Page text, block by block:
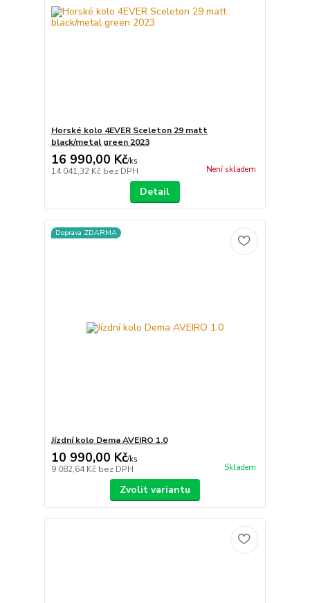
Horské kolo 4EVER Sceleton 29 matt
black/metal green 2023
16 990,00 Kč/ks
14 041,32 Kč bez DPH Není skladem
Detail
Doprava ZDARMA
Jízdní kolo Dema AVEIRO 1.0
10 990,00 Kč/ks
9 082,64 Kč bez DPH Skladem
Zvolit variantu